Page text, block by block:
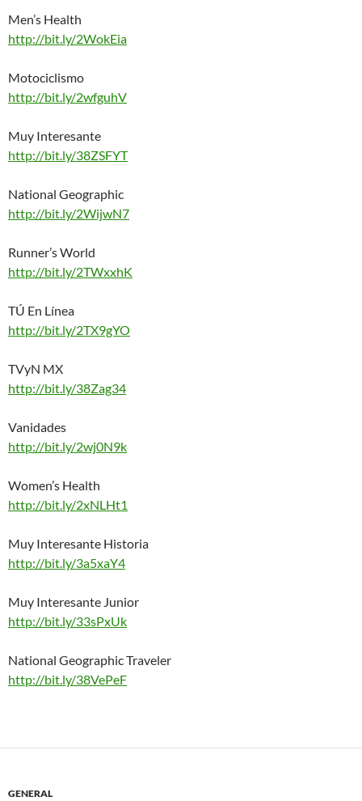
Men’s Health
http://bit.ly/2WokEia
Motociclismo
http://bit.ly/2wfguhV
Muy Interesante
http://bit.ly/38ZSFYT
National Geographic
http://bit.ly/2WijwN7
Runner’s World
http://bit.ly/2TWxxhK
TÚ En Línea
http://bit.ly/2TX9gYO
TVyN MX
http://bit.ly/38Zag34
Vanidades
http://bit.ly/2wj0N9k
Women’s Health
http://bit.ly/2xNLHt1
Muy Interesante Historia
http://bit.ly/3a5xaY4
Muy Interesante Junior
http://bit.ly/33sPxUk
National Geographic Traveler
http://bit.ly/38VePeF
GENERAL